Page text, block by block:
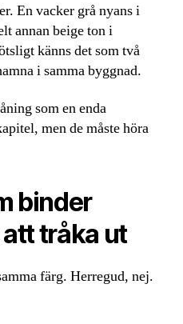
En vacker grå nyans i
annan beige ton i
känns det som två
i samma byggnad.
som en enda
men de måste höra
binder
tråka ut
färg. Herregud, nej.